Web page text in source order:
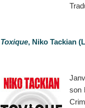
Toxique, Niko Tackian
son